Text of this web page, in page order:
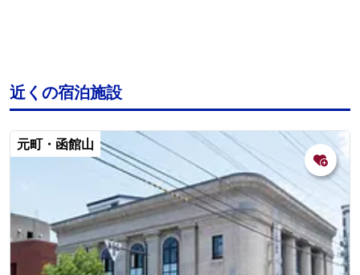
近くの宿泊施設
元町・函館山